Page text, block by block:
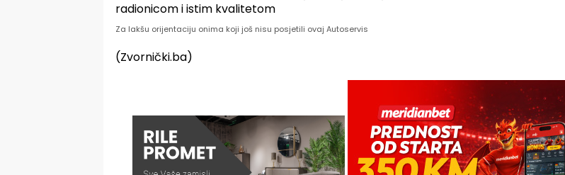
Za lakšu orijentaciju onima koji još nisu posjetili ovaj Autoservis
(Zvornički.ba)